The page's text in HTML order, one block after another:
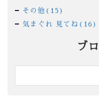
その他(15)
気まぐれ 見てね(16)
ブ